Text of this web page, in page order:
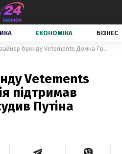
ЕКОНОМІКА БІЗНЕС
Дизайнер бренду Vetements Демна Гвасалія підтримав Україну та засудив Путіна
Vetements
підтримав
Путіна